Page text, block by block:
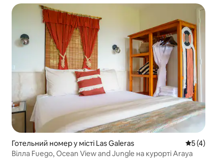
Готельний номер у місті Las Galeras Середня
5 (4)
Вілла Fuego, Ocean View and Jungle на курорті Araya